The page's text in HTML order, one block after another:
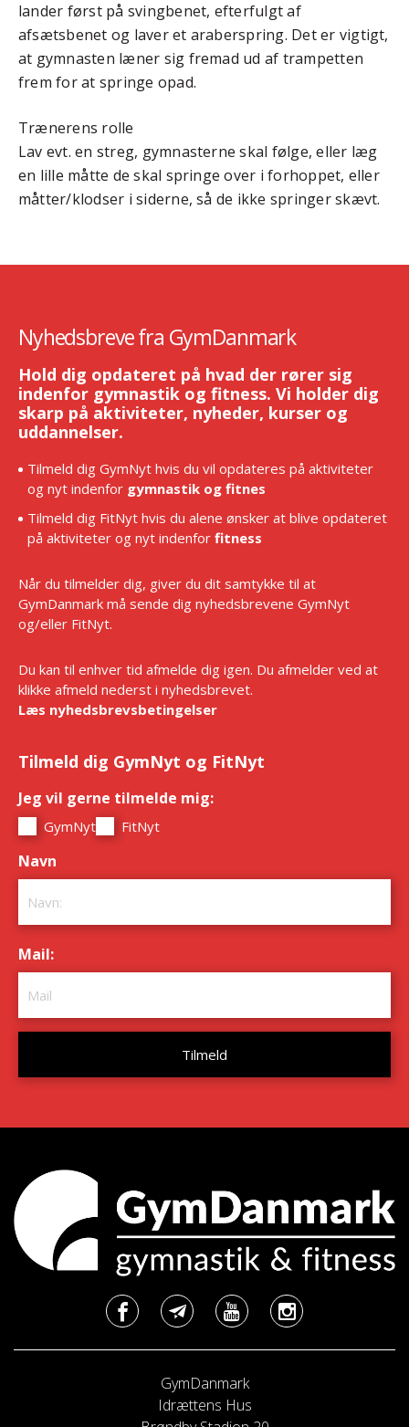
lander først på svingbenet, efterfulgt af
afsætsbenet og laver et araberspring. Det er vigtigt,
at gymnasten læner sig fremad ud af trampetten
frem for at springe opad.
Trænerens rolle
Lav evt. en streg, gymnasterne skal følge, eller læg
en lille måtte de skal springe over i forhoppet, eller
måtter/klodser i siderne, så de ikke springer skævt.
Nyhedsbreve fra GymDanmark
Hold dig opdateret på hvad der rører sig
indenfor gymnastik og fitness. Vi holder dig
skarp på aktiviteter, nyheder, kurser og
uddannelser.
Tilmeld dig GymNyt hvis du vil opdateres på aktiviteter
og nyt indenfor gymnastik og fitnes
Tilmeld dig FitNyt hvis du alene ønsker at blive opdateret
på aktiviteter og nyt indenfor fitness
Når du tilmelder dig, giver du dit samtykke til at
GymDanmark må sende dig nyhedsbrevene GymNyt
og/eller FitNyt.
Du kan til enhver tid afmelde dig igen. Du afmelder ved at
klikke afmeld nederst i nyhedsbrevet.
Læs nyhedsbrevsbetingelser
Tilmeld dig GymNyt og FitNyt
Jeg vil gerne tilmelde mig:
GymNyt FitNyt
Navn
Mail:
GymDanmark
Idrættens Hus